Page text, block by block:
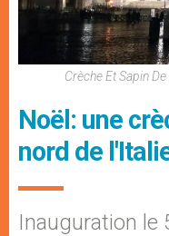
Crèche Et Sapin
Noël: une
nord de
Inauguration le